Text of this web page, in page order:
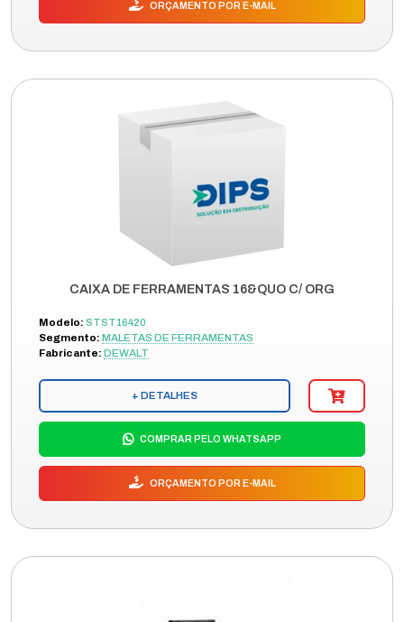
ORÇAMENTO POR E-MAIL
CAIXA DE FERRAMENTAS 16&QUO C/ ORG
Modelo: STST16420
Segmento: MALETAS DE FERRAMENTAS
Fabricante: DEWALT
+ DETALHES
COMPRAR PELO WHATSAPP
ORÇAMENTO POR E-MAIL